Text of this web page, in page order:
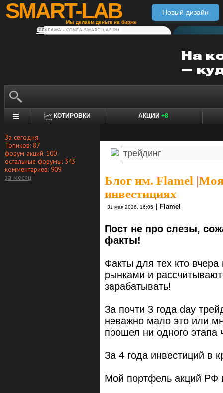
SMART-LAB
Мы делаем деньги на бирже
Новый дизайн
РЕКЛАМА • CONFA.SMART-LAB.RU
КОТИРОВКИ АКЦИИ +8
За сегодня
Топиков: 87
форум акций: 100
остальные форумы: 343
комментариев: 909
за месяц
Блог им. Flamel |Моя
инвестициях
31 мая 2026, 16:05 Flamel
Пост не про слезы,
факты!
Факты для тех кто
рынками и
зарабатывать!
За почти 3 года day
неважно мало это или
прошел ни одного этапа
За 4 года инвестиций в
Мой портфель акций РФ